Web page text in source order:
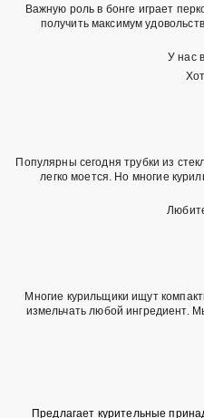
Важную роль в бонге играет
получить максимум
У нас
Популярны сегодня трубки из
легко моется. Но многие
Многие курильщики ищут
измельчать любой ингредиент.
Предлагает курительные